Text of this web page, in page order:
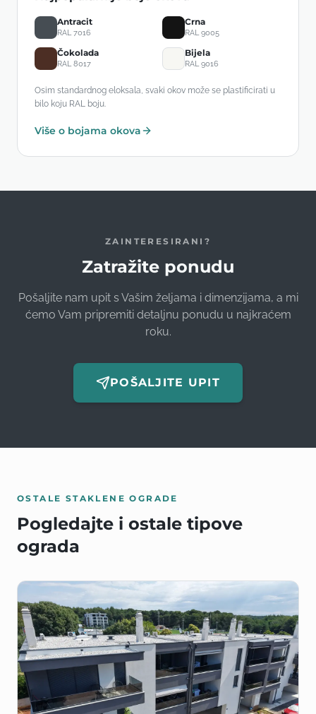
Antracit
RAL 7016
Crna
RAL 9005
Čokolada
RAL 8017
Bijela
RAL 9016
Osim standardnog eloksala, svaki okov može se plastificirati u
bilo koju RAL boju.
Više o bojama okova
ZAINTERESIRANI?
Zatražite ponudu
Pošaljite nam upit s Vašim željama i dimenzijama, a mi
ćemo Vam pripremiti detaljnu ponudu u najkraćem
roku.
POŠALJITE UPIT
OSTALE STAKLENE OGRADE
Pogledajte i ostale tipove
ograda